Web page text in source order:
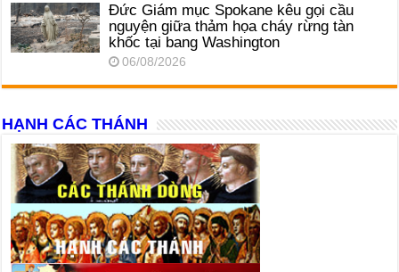
Đức Giám mục Spokane kêu gọi cầu
nguyện giữa thảm họa cháy rừng tàn
khốc tại bang Washington
06/08/2026
HẠNH CÁC THÁNH